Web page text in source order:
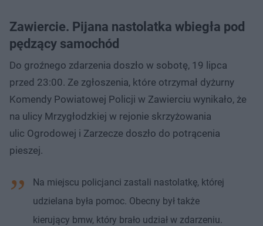
Zawiercie. Pijana nastolatka wbiegła pod
pędzący samochód
Do groźnego zdarzenia doszło w sobotę, 19 lipca
przed 23:00. Ze zgłoszenia, które otrzymał dyżurny
Komendy Powiatowej Policji w Zawierciu wynikało, że
na ulicy Mrzygłodzkiej w rejonie skrzyżowania
ulic Ogrodowej i Zarzecze doszło do potrącenia
pieszej.
Na miejscu policjanci zastali nastolatkę, której
udzielana była pomoc. Obecny był także
kierujący bmw, który brało udział w zdarzeniu.